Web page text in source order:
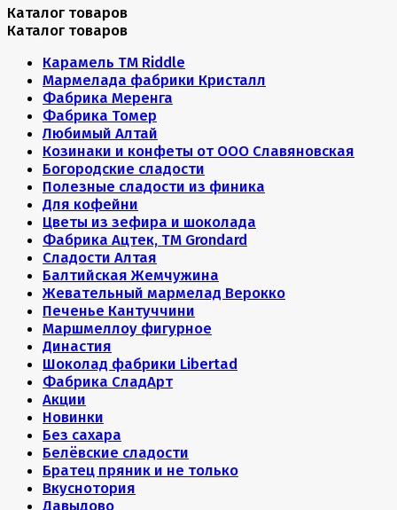
Каталог товаров
Каталог товаров
Карамель ТМ Riddle
Мармелада фабрики Кристалл
Фабрика Меренга
Фабрика Томер
Любимый Алтай
Козинаки и конфеты от ООО Славяновская
Богородские сладости
Полезные сладости из финика
Для кофейни
Цветы из зефира и шоколада
Фабрика Ацтек, ТМ Grondard
Сладости Алтая
Балтийская Жемчужина
Жевательный мармелад Верокко
Печенье Кантуччини
Маршмеллоу фигурное
Династия
Шоколад фабрики Libertad
Фабрика СладАрт
Акции
Новинки
Без сахара
Белёвские сладости
Братец пряник и не только
Вкуснотория
Давыдово